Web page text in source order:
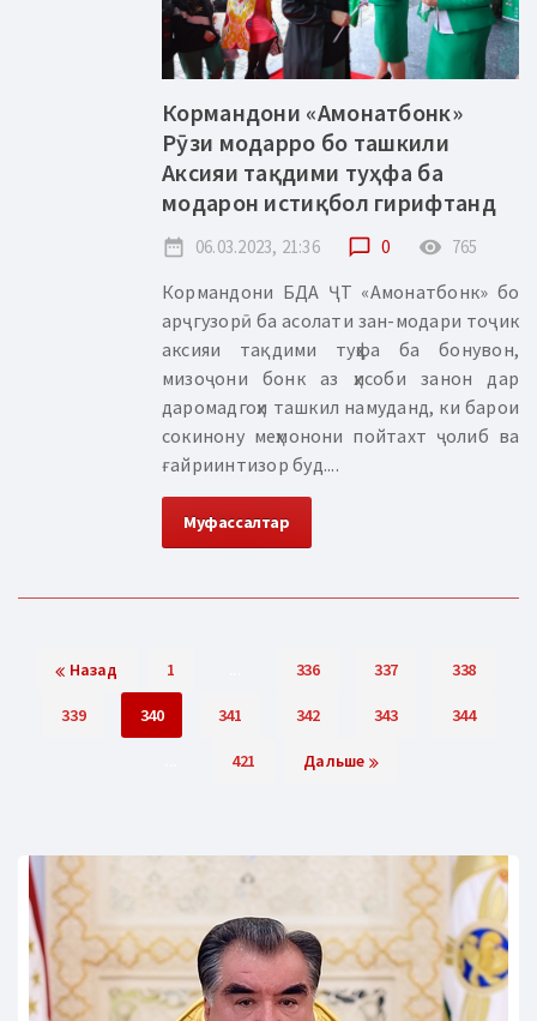
Кормандони «Амонатбонк»
Рӯзи модарро бо ташкили
Аксияи тақдими туҳфа ба
модарон истиқбол гирифтанд
date_range 06.03.2023, 21:36 chat_bubble_outline 0 remove_red_eye 765
Кормандони БДА ҶТ «Амонатбонк» бо
арҷгузорӣ ба асолати зан-модари тоҷик
аксияи тақдими туҳфа ба бонувон,
мизоҷони бонк аз ҳисоби занон дар
даромадгоҳи ташкил намуданд, ки барои
сокинону меҳмонони пойтахт ҷолиб ва
ғайриинтизор буд....
Муфассалтар
Назад 1 336 337 338
339 340 341 342 343 344
421 Дальше